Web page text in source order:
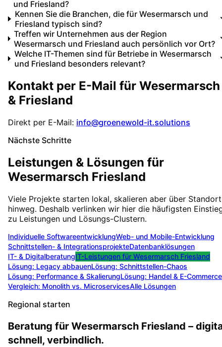
und Friesland?
Kennen Sie die Branchen, die für Wesermarsch und
Friesland typisch sind?
Treffen wir Unternehmen aus der Region
Wesermarsch und Friesland auch persönlich vor Ort?
Welche IT-Themen sind für Betriebe in Wesermarsch
und Friesland besonders relevant?
Kontakt per E-Mail für Wesermarsch
& Friesland
Direkt per E-Mail: info@groenewold-it.solutions
Nächste Schritte
Leistungen & Lösungen für
Wesermarsch Friesland
Viele Projekte starten lokal, skalieren aber über
hinweg. Deshalb verlinken wir hier die häufigsten
zu Leistungen und Lösungs-Clustern.
Individuelle SoftwareentwicklungWeb- und Mobile-Entwicklung
Schnittstellen- & IntegrationsprojekteDatenbanklösungen
IT- & DigitalberatungIT-Leistungen für Wesermarsch Friesland
Lösung: Legacy abbauenLösung: Schnittstellen-Chaos
Lösung: Performance & SkalierungLösung: Handel & E-Commerce
Vergleich: Monolith vs. MicroservicesAlle Lösungen
Regional starten
Beratung für Wesermarsch Friesland –
schnell, verbindlich.